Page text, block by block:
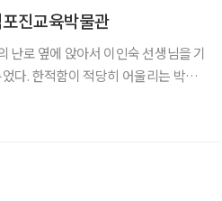
진교육박물관
난로 옆에 앉아서 이인숙 선생님을 기
다. 한적함이 적당히 어울리는 박물